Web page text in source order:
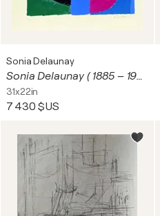
Sonia Delaunay
Sonia Delaunay ( 1885 – 1979 ) – hand-signed color silk-screen - 1970
31x22in
7 430 $US